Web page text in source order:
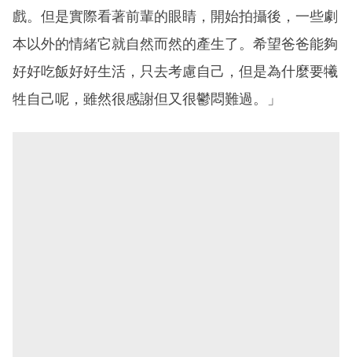
戲。但是實際看著前輩的眼睛，開始拍攝後，一些劇
本以外的情緒它就自然而然的產生了。希望爸爸能夠
好好吃飯好好生活，只去考慮自己，但是為什麼要犧
牲自己呢，雖然很感謝但又很鬱悶難過。」